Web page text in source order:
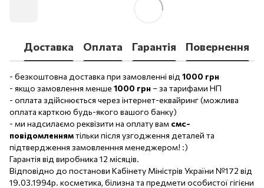
Доставка Оплата Гарантія Повернення
- безкоштовна доставка при замовленні від 1000 грн
- якщо замовлення менше 1000 грн– за тарифами НП
- оплата здійснюється через інтернет-еквайринг (можлива
оплата карткою будь-якого вашого банку)
- ми надсилаємо реквізити на оплату вам смс-
повідомленнямтільки після узгодження деталей та
підтвердження замовленння менеджером! :)
Гарантія від виробника 12 місяців.
Відповідно до постанови Кабінету Міністрів України №172 від
19.03.1994р. косметика, білизна та предмети особистої гігієни